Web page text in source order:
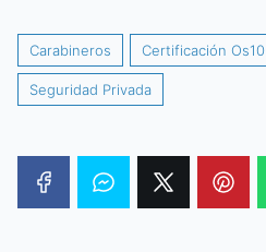
Carabineros Certificación Os10
Seguridad Privada